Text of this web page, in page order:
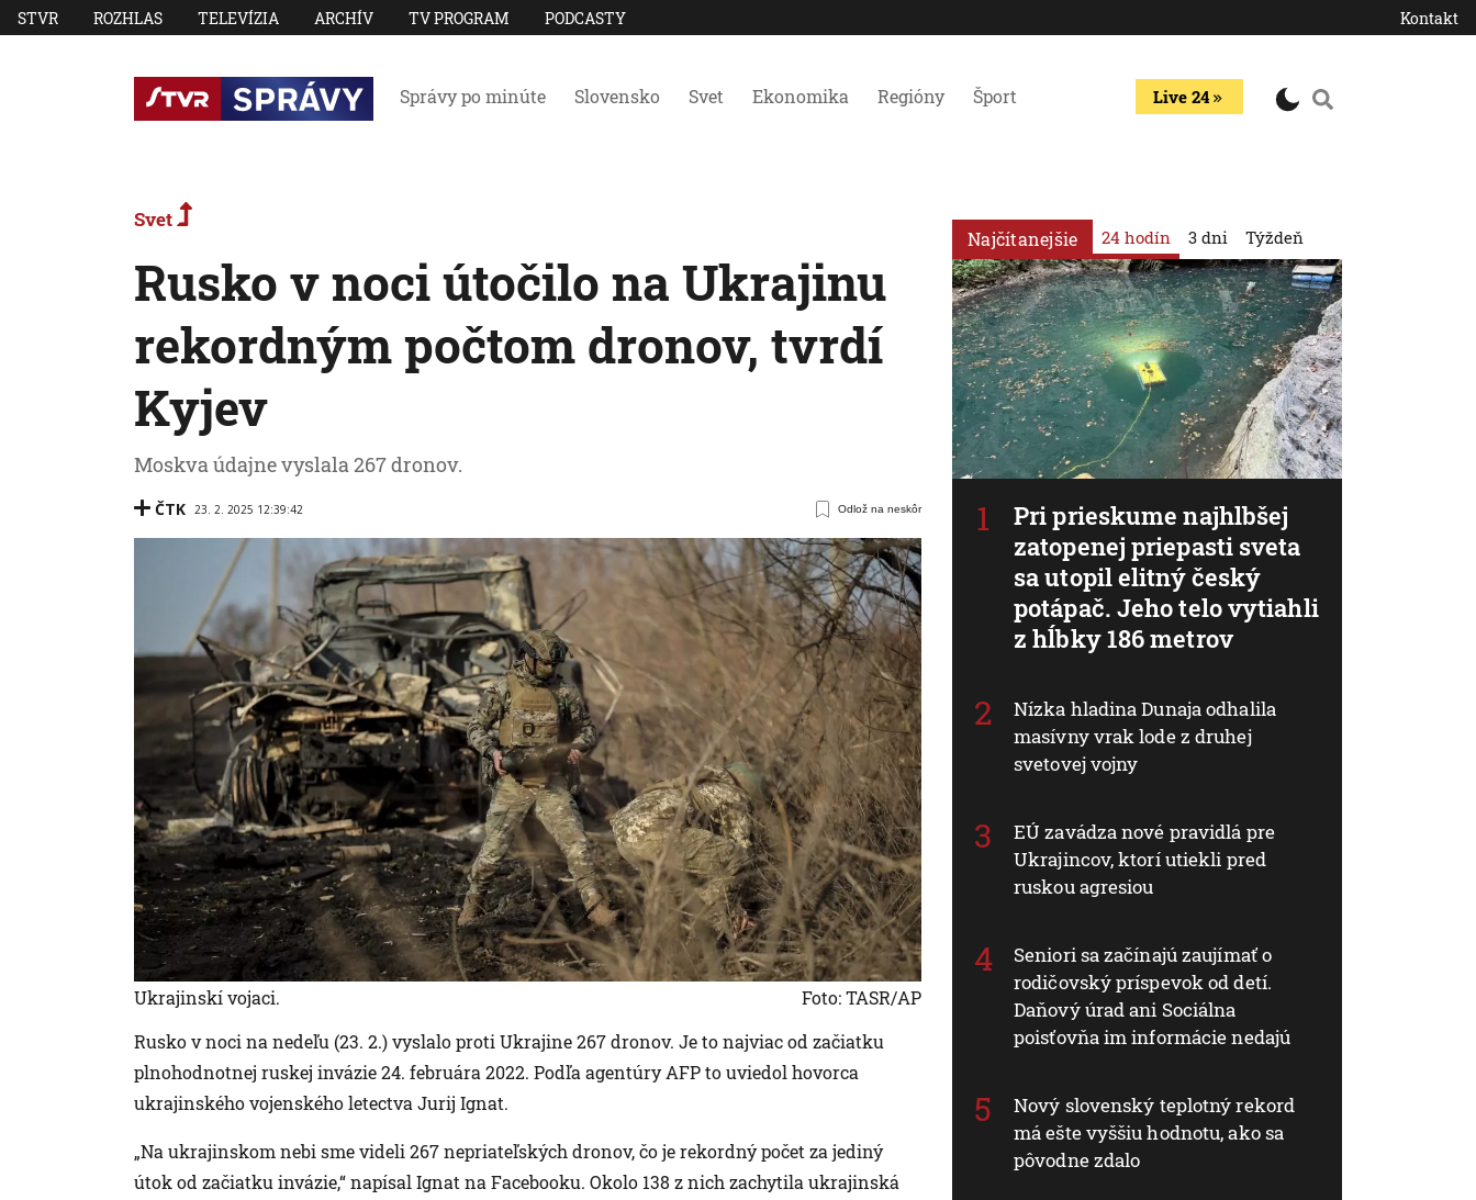
STVR ROZHLAS TELEVÍZIA ARCHÍV TV PROGRAM PODCASTY Kontakt
Správy po minúte Slovensko Svet Ekonomika Regióny Šport Live 24
Svet
Rusko v noci útočilo na Ukrajinu
rekordným počtom dronov, tvrdí
Kyjev
Moskva údajne vyslala 267 dronov.
ČTK 23. 2. 2025 12:39:42 Odlož na neskôr
Ukrajinskí vojaci.
Foto: TASR/AP
Rusko v noci na nedeľu (23. 2.) vyslalo proti Ukrajine 267 dronov. Je to najviac od začiatku
plnohodnotnej ruskej invázie 24. februára 2022. Podľa agentúry AFP to uviedol hovorca
ukrajinského vojenského letectva Jurij Ignat.
„Na ukrajinskom nebi sme videli 267 nepriateľských dronov, čo je rekordný počet za jediný
útok od začiatku invázie,“ napísal Ignat na Facebooku. Okolo 138 z nich zachytila ukrajinská
Najčítanejšie 24 hodín
Pri prieskume najhlbšej
zatopenej priepasti sveta
sa utopil elitný český
potápač. Jeho telo vytiahli
z hĺbky 186 metrov
Nízka hladina Dunaja odhalila
masívny vrak lode z druhej
svetovej vojny
EÚ zavádza nové pravidlá pre
Ukrajincov, ktorí utiekli pred
ruskou agresiou
Seniori sa začínajú zaujímať o
rodičovský príspevok od detí.
Daňový úrad ani Sociálna
poisťovňa im informácie nedajú
Nový slovenský teplotný rekord
má ešte vyššiu hodnotu, ako sa
pôvodne zdalo
3 dni Týždeň